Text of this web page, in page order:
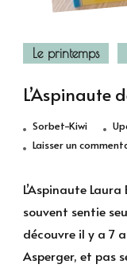
Le printemps
L’Aspinaute
Sorbet-Kiwi
Laisser un
L’Aspinaute
souvent sentie
découvre il y a 7
Asperger, et pas